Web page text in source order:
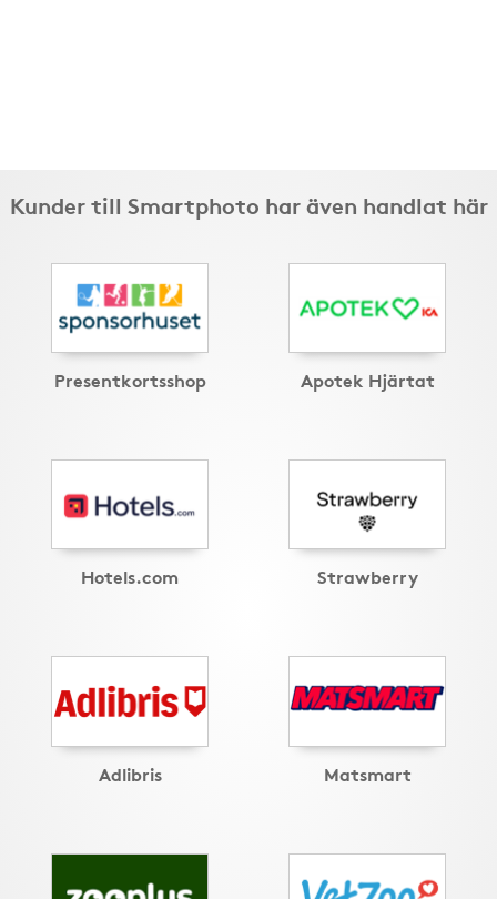
Kunder till Smartphoto har även handlat här
Presentkortsshop Apotek Hjärtat
Hotels.com Strawberry
Adlibris Matsmart